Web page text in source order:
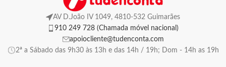
AV D.João IV 1049, 4810-532 Guimarães
910 249 728 (Chamada móvel nacional)
apoiocliente@tudenconta.com
2ª a Sábado das 9h30 às 13h e das 14h / 19h; Dom - 14h as 19h